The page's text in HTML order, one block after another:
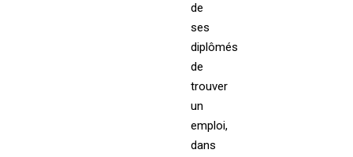
de
ses
diplômés
de
trouver
un
emploi,
dans